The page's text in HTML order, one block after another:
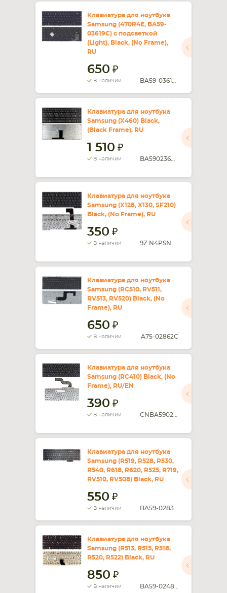
Клавиатура для ноутбука
Samsung (470R4E, BA59-
03619C) с подсветкой
(Light), Black, (No Frame),
RU
650
В наличии
Клавиатура для ноутбука
Samsung (X460) Black,
(Black Frame), RU
1 510
В наличии
Клавиатура для ноутбука
Samsung (X128, X130, SF210)
Black, (No Frame), RU
350
В наличии
Клавиатура для ноутбука
Samsung (RC510, RV511,
RV513, RV520) Black, (No
Frame), RU
650
В наличии A75-02862C
Клавиатура для ноутбука
Samsung (RC410) Black, (No
Frame), RU/EN
390
В наличии
Клавиатура для ноутбука
Samsung (R519, R528, R530,
R540, R618, R620, R525, R719,
RV510, RV508) Black, RU
550
В наличии
Клавиатура для ноутбука
Samsung (R513, R515, R518,
R520, R522) Black, RU
850
В наличии